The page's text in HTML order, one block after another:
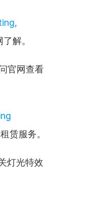
解。
官网查看
赁服务。
灯光特效